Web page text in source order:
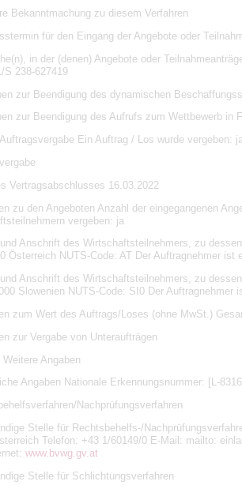
Bekanntmachung zu diesem Verfahren
für den Eingang der Angebote oder
in der (denen) Angebote oder
S 238-627419
zur Beendigung des dynamischen
zur Beendigung des Aufrufs zum Wettbewerb in
Ein Auftrag / Los wurde vergeben:
Vertragsabschlusses 16.03.2022
zu den Angeboten Anzahl der eingegangenen
vergeben: ja
Anschrift des Wirtschaftsteilnehmers, zu
Österreich NUTS-Code: AT Der Auftragnehmer ist
Anschrift des Wirtschaftsteilnehmers, zu
Slowenien NUTS-Code: SI0 Der Auftragnehmer
zum Wert des Auftrags/Loses (ohne MwSt.)
zur Vergabe von Unteraufträgen
Angaben
Angaben Nationale Erkennungsnummer: [L-
Nachprüfungsverfahren
Stelle für Rechtsbehelfs-/
Telefon: +43 1/60149/0 E-Mail: mailto:
www.bvwg.gv.at
Stelle für Schlichtungsverfahren